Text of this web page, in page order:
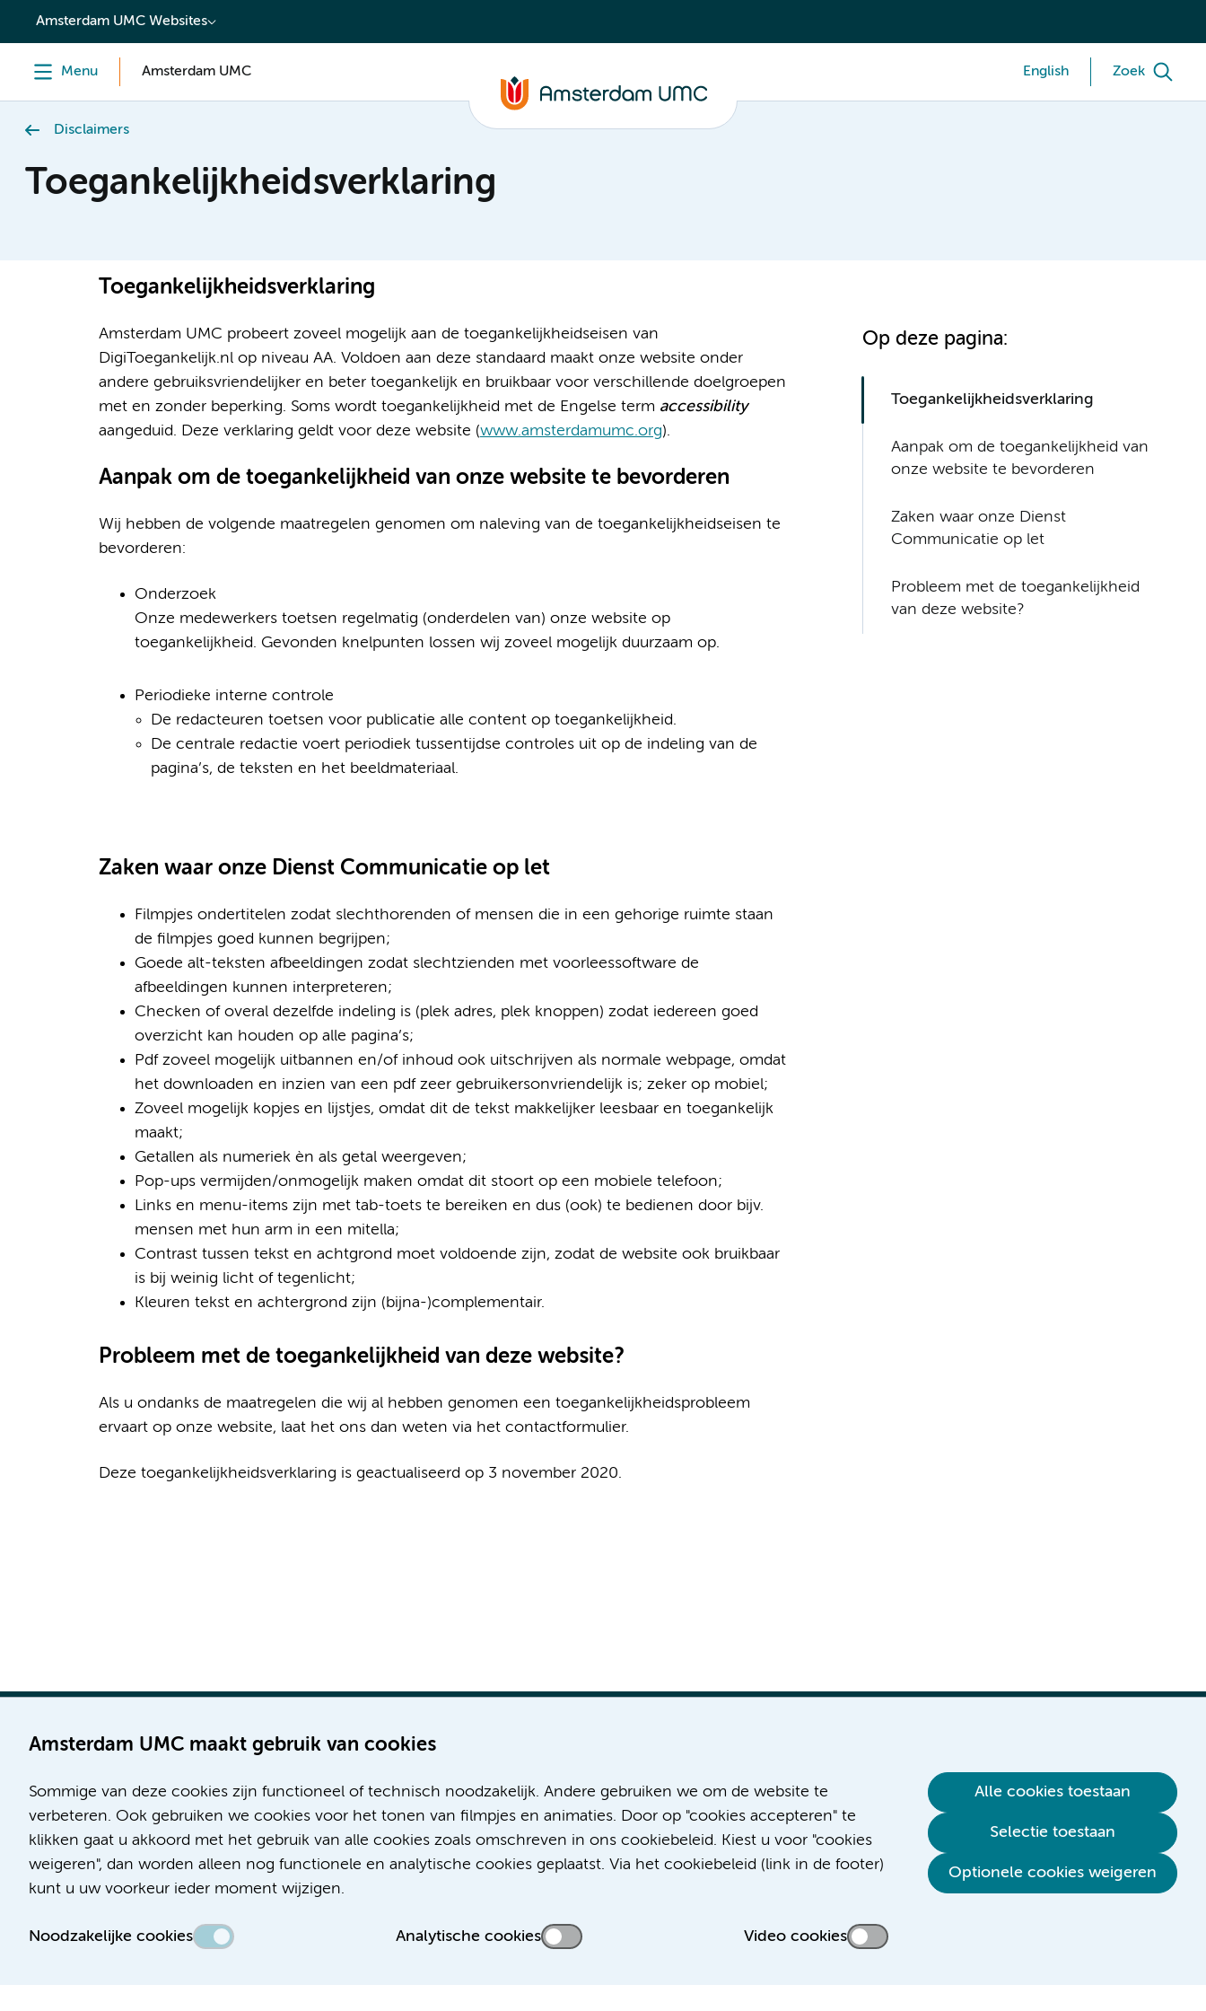
content
Amsterdam UMC maakt gebruik van cookies
Sommige van deze cookies zijn functioneel of technisch noodzakelijk. Andere gebruiken we om de website te
verbeteren. Ook gebruiken we cookies voor het tonen van filmpjes en animaties. Door op "cookies accepteren" te
klikken gaat u akkoord met het gebruik van alle cookies zoals omschreven in ons cookiebeleid. Kiest u voor "cookies
weigeren", dan worden alleen nog functionele en analytische cookies geplaatst. Via het cookiebeleid (link in de footer)
kunt u uw voorkeur ieder moment wijzigen.
Noodzakelijke cookies Analytische cookies Video cookies
Alle cookies toestaan
Selectie toestaan
Optionele cookies weigeren
Amsterdam UMC Websites
Menu Amsterdam UMC English Zoek
Disclaimers
Toegankelijkheidsverklaring
Toegankelijkheidsverklaring
Amsterdam UMC probeert zoveel mogelijk aan de toegankelijkheidseisen van
DigiToegankelijk.nl op niveau AA. Voldoen aan deze standaard maakt onze website onder
andere gebruiksvriendelijker en beter toegankelijk en bruikbaar voor verschillende doelgroepen
met en zonder beperking. Soms wordt toegankelijkheid met de Engelse term accessibility
aangeduid. Deze verklaring geldt voor deze website (www.amsterdamumc.org).
Aanpak om de toegankelijkheid van onze website te bevorderen
Wij hebben de volgende maatregelen genomen om naleving van de toegankelijkheidseisen te
bevorderen:
Onderzoek
Onze medewerkers toetsen regelmatig (onderdelen van) onze website op
toegankelijkheid. Gevonden knelpunten lossen wij zoveel mogelijk duurzaam op.
Periodieke interne controle
De redacteuren toetsen voor publicatie alle content op toegankelijkheid.
De centrale redactie voert periodiek tussentijdse controles uit op de indeling van de
pagina’s, de teksten en het beeldmateriaal.
Zaken waar onze Dienst Communicatie op let
Filmpjes ondertitelen zodat slechthorenden of mensen die in een gehorige ruimte staan
de filmpjes goed kunnen begrijpen;
Goede alt-teksten afbeeldingen zodat slechtzienden met voorleessoftware de
afbeeldingen kunnen interpreteren;
Checken of overal dezelfde indeling is (plek adres, plek knoppen) zodat iedereen goed
overzicht kan houden op alle pagina’s;
Pdf zoveel mogelijk uitbannen en/of inhoud ook uitschrijven als normale webpage, omdat
het downloaden en inzien van een pdf zeer gebruikersonvriendelijk is; zeker op mobiel;
Zoveel mogelijk kopjes en lijstjes, omdat dit de tekst makkelijker leesbaar en toegankelijk
maakt;
Getallen als numeriek èn als getal weergeven;
Pop-ups vermijden/onmogelijk maken omdat dit stoort op een mobiele telefoon;
Links en menu-items zijn met tab-toets te bereiken en dus (ook) te bedienen door bijv.
mensen met hun arm in een mitella;
Contrast tussen tekst en achtgrond moet voldoende zijn, zodat de website ook bruikbaar
is bij weinig licht of tegenlicht;
Kleuren tekst en achtergrond zijn (bijna-)complementair.
Probleem met de toegankelijkheid van deze website?
Als u ondanks de maatregelen die wij al hebben genomen een toegankelijkheidsprobleem
ervaart op onze website, laat het ons dan weten via het contactformulier.
Deze toegankelijkheidsverklaring is geactualiseerd op 3 november 2020.
Op deze pagina:
Toegankelijkheidsverklaring
Aanpak om de toegankelijkheid van
onze website te bevorderen
Zaken waar onze Dienst
Communicatie op let
Probleem met de toegankelijkheid
van deze website?
Locatie AMC
Meibergdreef 9
1105 AZ Amsterdam
Route & Parkeren
Locatie VUmc
De Boelelaan 1117
1081 HV Amsterdam
(020) 444 4444
Route & Parkeren
Meer Amsterdam UMC websites:
Werken bij Amsterdam UMC
Over Amsterdam UMC
Educatie Locatie AMC